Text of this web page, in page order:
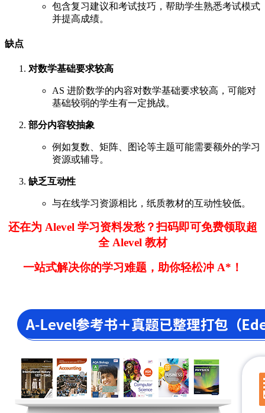
包含复习建议和考试技巧，帮助学生熟悉考试模式
并提高成绩。
缺点
对数学基础要求较高
AS 进阶数学的内容对数学基础要求较高，可能对
基础较弱的学生有一定挑战。
部分内容较抽象
例如复数、矩阵、图论等主题可能需要额外的学习
资源或辅导。
缺乏互动性
与在线学习资源相比，纸质教材的互动性较低。
还在为 Alevel 学习资料发愁？扫码即可免费领取超
全 Alevel 教材
一站式解决你的学习难题，助你轻松冲 A*！